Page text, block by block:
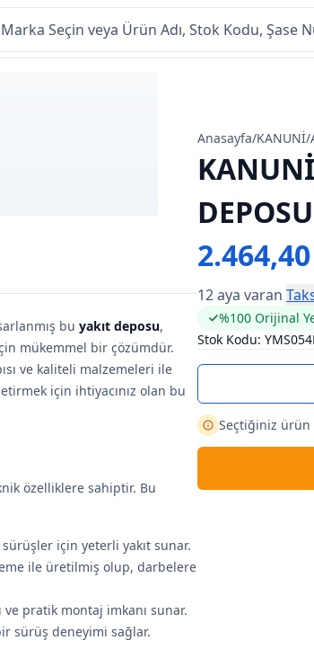
Anasayfa/KANUNİ/
DEPOSU
12 aya varan
%100 Orijinal
Stok Kodu:
Seçtiğiniz ürün
bu yakıt deposu,
mükemmel bir çözümdür.
ve kaliteli malzemeleri ile
için ihtiyacınız olan bu
özelliklere sahiptir. Bu
için yeterli yakıt sunar.
ile üretilmiş olup, darbelere
ve pratik montaj imkanı sunar.
sürüş deneyimi sağlar.